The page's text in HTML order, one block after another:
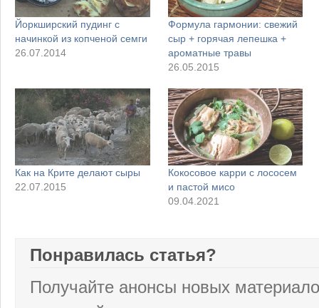
Йоркширский пудинг с
начинкой из копченой семги
26.07.2014
Формула гармонии: свежий
сыр + горячая лепешка +
ароматные травы
26.05.2015
Как на Крите делают сыры
22.07.2015
Кокосовое карри с лососем
и пастой мисо
09.04.2021
Понравилась статья?
Получайте анонсы новых